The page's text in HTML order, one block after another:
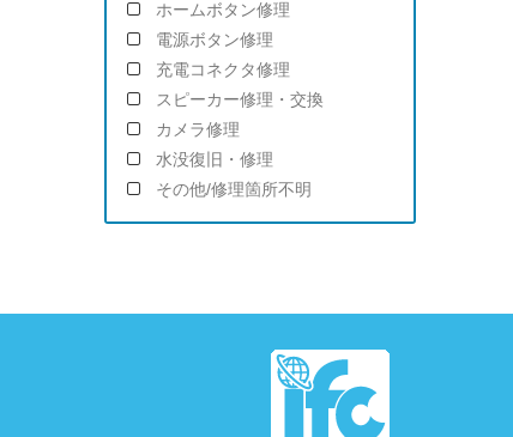
ホームボタン修理
電源ボタン修理
充電コネクタ修理
スピーカー修理・交換
カメラ修理
水没復旧・修理
その他/修理箇所不明